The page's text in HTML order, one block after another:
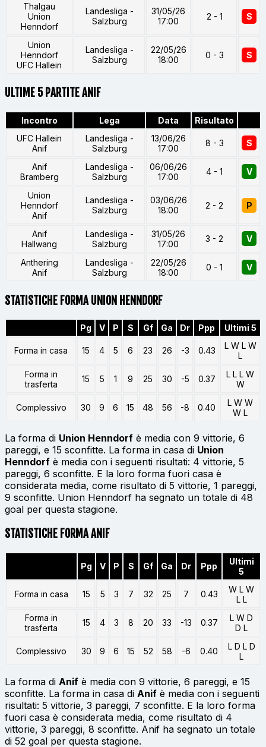
Thalgau
Union
Henndorf
Landesliga -
Salzburg
31/05/26
17:00
2 - 1 S
Union
Henndorf
UFC Hallein
Landesliga -
Salzburg
22/05/26
18:00
0 - 3 S
ULTIME 5 PARTITE ANIF
Incontro Lega Data
Risultato
UFC Hallein
Anif
Landesliga -
Salzburg
13/06/26
17:00
8 - 3 S
Anif
Bramberg
Landesliga -
Salzburg
06/06/26
17:00
4 - 1 V
Union
Henndorf
Anif
Landesliga -
Salzburg
03/06/26
18:00
2 - 2 P
Anif
Hallwang
Landesliga -
Salzburg
31/05/26
17:00
3 - 2 V
Anthering
Anif
Landesliga -
Salzburg
22/05/26
18:00
0 - 1 V
STATISTICHE FORMA UNION HENNDORF
Pg V P S Gf Ga Dr Ppp Ultimi 5
Forma in casa 15 4 5 6 23 26 -3 0.43
L W L W
L
Forma in
trasferta
15 5 1 9 25 30 -5 0.37
L L L W
W
Complessivo 30 9 6 15 48 56 -8 0.40
L W W
W L
La forma di Union Henndorf è media con 9 vittorie, 6
pareggi, e 15 sconfitte. La forma in casa di Union
Henndorf è media con i seguenti risultati: 4 vittorie, 5
pareggi, 6 sconfitte. E la loro forma fuori casa è
considerata media, come risultato di 5 vittorie, 1 pareggi,
9 sconfitte. Union Henndorf ha segnato un totale di 48
goal per questa stagione.
STATISTICHE FORMA ANIF
Pg V P S Gf Ga Dr Ppp
Ultimi
5
Forma in casa 15 5 3 7 32 25 7 0.43
W L W
L L
Forma in
trasferta
15 4 3 8 20 33 -13 0.37
L W D
D L
Complessivo 30 9 6 15 52 58 -6 0.40
L D L D
L
La forma di Anif è media con 9 vittorie, 6 pareggi, e 15
sconfitte. La forma in casa di Anif è media con i seguenti
risultati: 5 vittorie, 3 pareggi, 7 sconfitte. E la loro forma
fuori casa è considerata media, come risultato di 4
vittorie, 3 pareggi, 8 sconfitte. Anif ha segnato un totale
di 52 goal per questa stagione.